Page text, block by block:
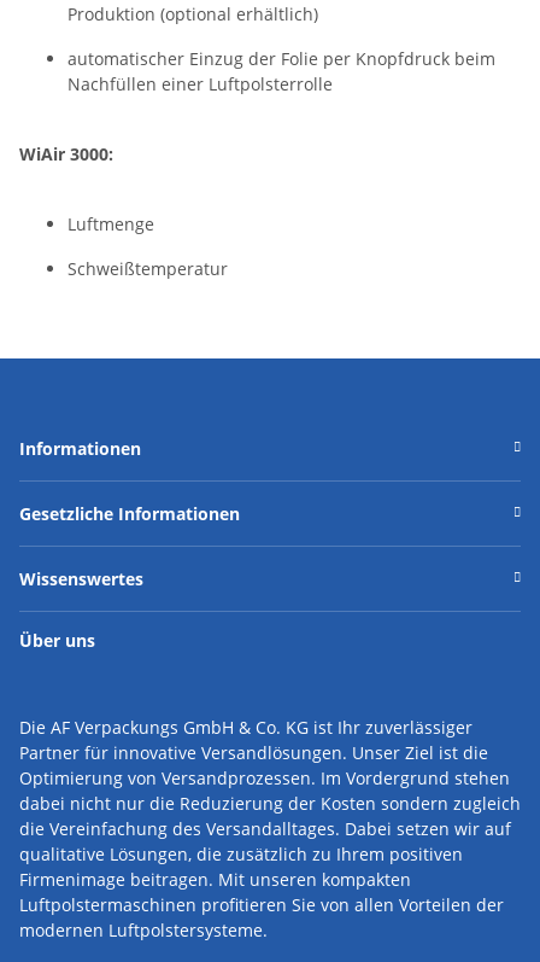
Produktion (optional erhältlich)
automatischer Einzug der Folie per Knopfdruck beim
Nachfüllen einer Luftpolsterrolle
WiAir 3000:
Luftmenge
Schweißtemperatur
Informationen
Gesetzliche Informationen
Wissenswertes
Über uns
Die AF Verpackungs GmbH & Co. KG ist Ihr zuverlässiger
Partner für innovative Versandlösungen. Unser Ziel ist die
Optimierung von Versandprozessen. Im Vordergrund stehen
dabei nicht nur die Reduzierung der Kosten sondern zugleich
die Vereinfachung des Versandalltages. Dabei setzen wir auf
qualitative Lösungen, die zusätzlich zu Ihrem positiven
Firmenimage beitragen. Mit unseren kompakten
Luftpolstermaschinen profitieren Sie von allen Vorteilen der
modernen Luftpolstersysteme.